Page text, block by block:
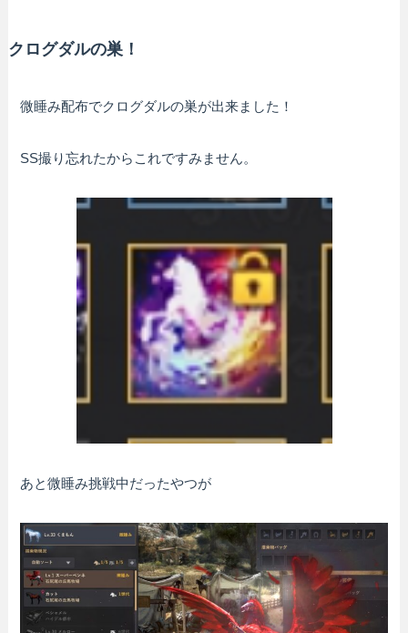
クログダルの巣！
微睡み配布でクログダルの巣が出来ました！
SS撮り忘れたからこれですみません。
あと微睡み挑戦中だったやつが